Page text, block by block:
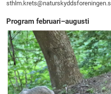
Program februari–augusti